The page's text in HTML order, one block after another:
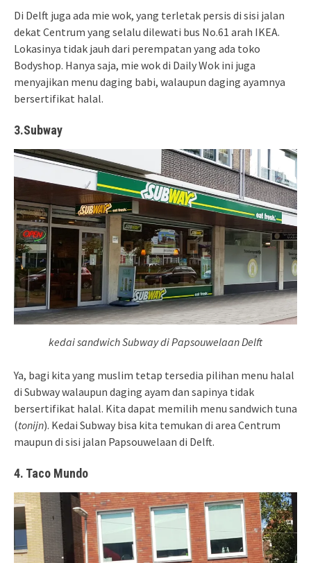
Di Delft juga ada mie wok, yang terletak persis di sisi jalan
dekat Centrum yang selalu dilewati bus No.61 arah IKEA.
Lokasinya tidak jauh dari perempatan yang ada toko
Bodyshop. Hanya saja, mie wok di Daily Wok ini juga
menyajikan menu daging babi, walaupun daging ayamnya
bersertifikat halal.
3.Subway
kedai sandwich Subway di Papsouwelaan Delft
Ya, bagi kita yang muslim tetap tersedia pilihan menu halal
di Subway walaupun daging ayam dan sapinya tidak
bersertifikat halal. Kita dapat memilih menu sandwich tuna
(tonijn). Kedai Subway bisa kita temukan di area Centrum
maupun di sisi jalan Papsouwelaan di Delft.
4. Taco Mundo